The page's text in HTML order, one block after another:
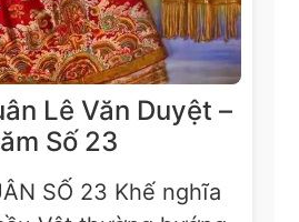
Lê Văn Duyệt –
Số 23
SỐ 23 Khế nghĩa